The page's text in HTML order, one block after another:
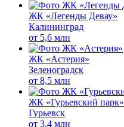
ЖК «Легенды Девау»
Калининград
от 5,6 млн
ЖК «Астерия»
Зеленоградск
от 8,5 млн
ЖК «Гурьевский парк»
Гурьевск
от 3,4 млн